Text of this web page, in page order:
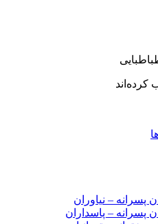
– نیاوران
– پاسداران